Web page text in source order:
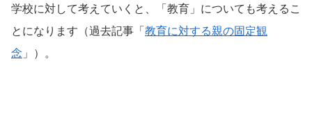
学校に対して考えていくと、「教育」についても考えるこ
とになります（過去記事「 教育に対する親の固定観
念 」）。